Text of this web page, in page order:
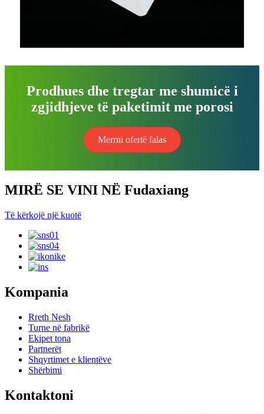
Prodhues dhe tregtar me shumicë i
zgjidhjeve të paketimit me porosi
Merrni ofertë falas
MIRË SE VINI NË Fudaxiang
Të kërkojë një kuotë
Kompania
Rreth Nesh
Turne në fabrikë
Ekipet tona
Partnerët
Shqyrtimet e klientëve
Shërbimi
Kontaktoni